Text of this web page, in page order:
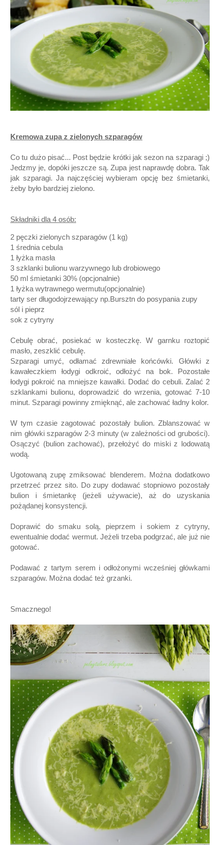
Kremowa zupa z zielonych szparagów
Co tu dużo pisać... Post będzie krótki jak sezon na szparagi ;)
Jedzmy je, dopóki jeszcze są. Zupa jest naprawdę dobra. Tak
jak szparagi. Ja najczęściej wybieram opcję bez śmietanki,
żeby było bardziej zielono.
Składniki dla 4 osób:
2 pęczki zielonych szparagów (1 kg)
1 średnia cebula
1 łyżka masła
3 szklanki bulionu warzywnego lub drobiowego
50 ml śmietanki 30% (opcjonalnie)
1 łyżka wytrawnego wermutu(opcjonalnie)
tarty ser długodojrzewający np.Bursztn do posypania zupy
sól i pieprz
sok z cytryny
Cebulę obrać, posiekać w kosteczkę. W garnku roztopić
masło, zeszklić cebulę.
Szparagi umyć, odłamać zdrewniałe końcówki. Główki z
kawałeczkiem łodygi odkroić, odłożyć na bok. Pozostałe
łodygi pokroić na mniejsze kawałki. Dodać do cebuli. Zalać 2
szklankami bulionu, doprowadzić do wrzenia, gotować 7-10
minut. Szparagi powinny zmięknąć, ale zachować ładny kolor.
W tym czasie zagotować pozostały bulion. Zblanszować w
nim główki szparagów 2-3 minuty (w zależności od grubości).
Osączyć (bulion zachować), przełożyć do miski z lodowatą
wodą.
Ugotowaną zupę zmiksować blenderem. Można dodatkowo
przetrzeć przez sito. Do zupy dodawać stopniowo pozostały
bulion i śmietankę (jeżeli używacie), aż do uzyskania
pożądanej konsystencji.
Doprawić do smaku solą, pieprzem i sokiem z cytryny,
ewentualnie dodać wermut. Jeżeli trzeba podgrzać, ale już nie
gotować.
Podawać z tartym serem i odłożonymi wcześniej główkami
szparagów. Można dodać też grzanki.
Smacznego!